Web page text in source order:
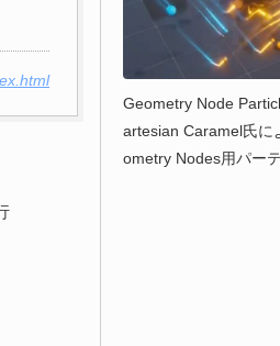
Geometry Node
artesian Caramel氏に
ometry Nodes用パー